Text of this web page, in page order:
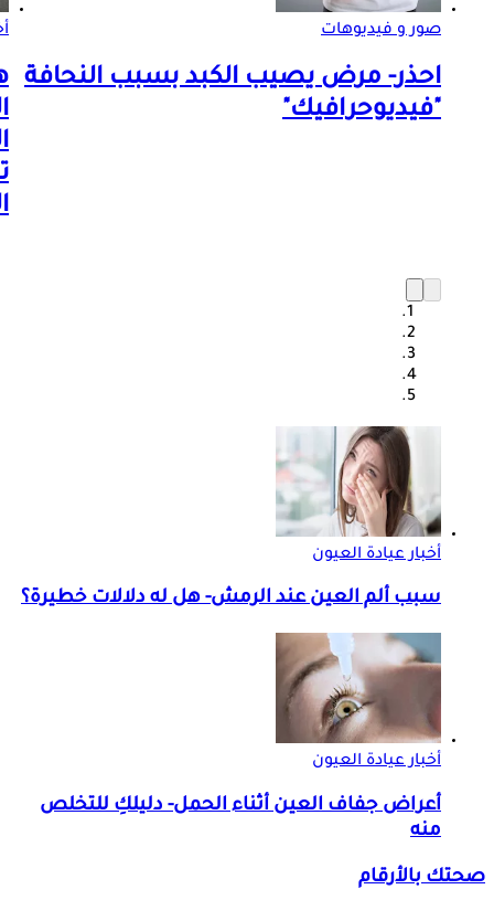
صور و فيديوهات
احذر- مرض يصيب الكبد بسبب النحافة
"فيديوحرافيك"
أخبار عيادة العيون
سبب ألم العين عند الرمش- هل له دلالات خطيرة؟
أخبار عيادة العيون
أعراض جفاف العين أثناء الحمل- دليلكِ للتخلص
منه
صحتك بالأرقام